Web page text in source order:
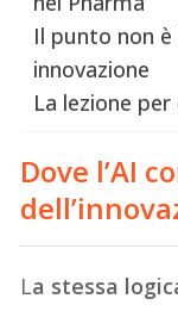
Il punto non
innovazione
La lezione per
Dove l’AI
La stessa